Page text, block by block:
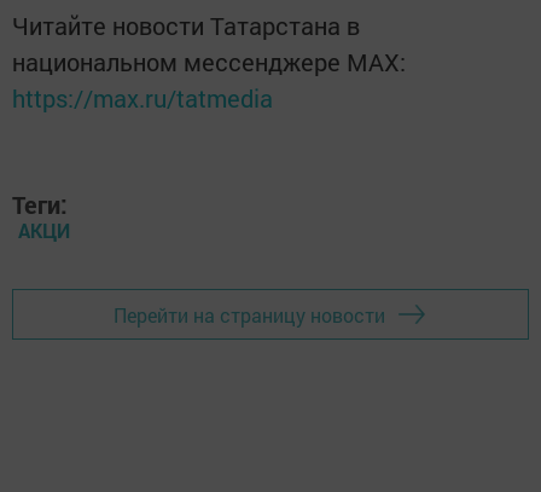
Читайте новости Татарстана в
национальном мессенджере MАХ:
https://max.ru/tatmedia
Теги:
АКЦИ
Перейти на страницу новости